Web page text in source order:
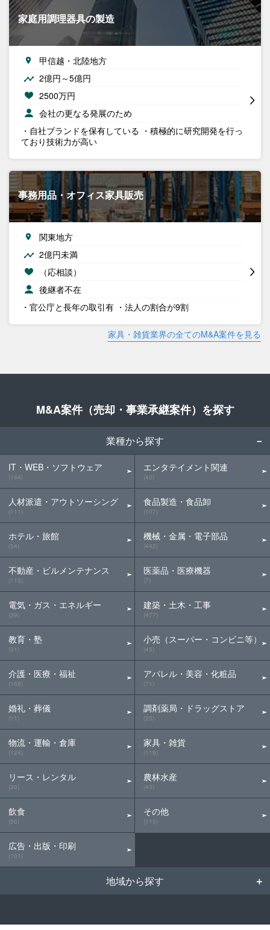
家庭用調理器具の製造
甲信越・北陸地方
2億円～5億円
2500万円
会社の更なる発展のため
・自社ブランドを保有している ・積極的に研究開発を行っ
ており技術力が高い
事務用品・オフィス家具販売
関東地方
2億円未満
（応相談）
後継者不在
・官公庁と長年の取引有 ・法人の割合が9割
家具・雑貨業界の全てのM&A案件を見る
M&A案件（売却・事業承継案件）を探す
業種から探す
IT・WEB・ソフトウェア
(184)
人材派遣・アウトソーシング
(111)
ホテル・旅館
(54)
不動産・ビルメンテナンス
(115)
電気・ガス・エネルギー
(39)
教育・塾
(31)
介護・医療・福祉
(168)
婚礼・葬儀
(11)
物流・運輸・倉庫
(124)
リース・レンタル
(30)
飲食
(56)
広告・出版・印刷
(101)
エンタテイメント関連
(40)
食品製造・食品卸
(107)
機械・金属・電子部品
(442)
医薬品・医療機器
(7)
建築・土木・工事
(477)
小売（スーパー・コンビニ等）
(45)
アパレル・美容・化粧品
(71)
調剤薬局・ドラッグストア
(25)
家具・雑貨
(119)
農林水産
(43)
その他
(115)
地域から探す